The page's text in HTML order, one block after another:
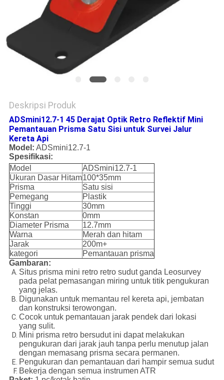
Deskripsi Produk
ADSmini12.7-1 45 Derajat Optik Retro Reflektif Mini
Pemantauan Prisma Satu Sisi untuk Survei Jalur
Kereta Api
Model: ADSmini12.7-1
Spesifikasi:
Model
ADSmini12.7-1
Ukuran Dasar Hitam100*35mm
Prisma
Satu sisi
Pemegang
Plastik
Tinggi
30mm
Konstan
0mm
Diameter Prisma
12.7mm
Warna
Merah dan hitam
Jarak
200m+
kategori
Pemantauan prisma
Gambaran:
Situs prisma mini retro retro sudut ganda Leosurvey
pada pelat pemasangan miring untuk titik pengukuran
yang jelas.
Digunakan untuk memantau rel kereta api, jembatan
dan konstruksi terowongan.
Cocok untuk pemantauan jarak pendek dari lokasi
yang sulit.
Mini prisma retro bersudut ini dapat melakukan
pengukuran dari jarak jauh tanpa perlu menutup jalan
dengan memasang prisma secara permanen.
Pengukuran dan pemantauan dari hampir semua sudut
Bekerja dengan semua instrumen ATR